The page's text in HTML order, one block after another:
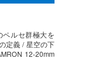
ペルセ群極大を
定義 / 星空の下
12-20mm